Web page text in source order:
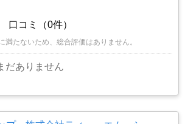
口コミ（0件）
たないため、総合評価はありません。
だありません